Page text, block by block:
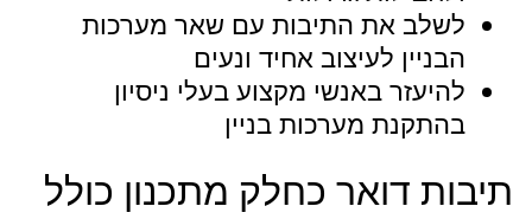
לשלב את התיבות עם שאר מערכות
הבניין לעיצוב אחיד ונעים
להיעזר באנשי מקצוע בעלי ניסיון
בהתקנת מערכות בניין
תיבות דואר כחלק מתכנון כולל